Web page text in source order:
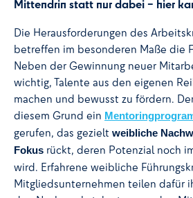
Mittendrin statt nur dabei – hier
Die Herausforderungen des
betreffen im besonderen Maße die
Neben der Gewinnung neuer
wichtig, Talente aus den eigenen
machen und bewusst zu fördern.
diesem Grund ein
gerufen, das gezielt weibliche
Fokus rückt, deren Potenzial noch
wird. Erfahrene weibliche
Mitgliedsunternehmen teilen dafür